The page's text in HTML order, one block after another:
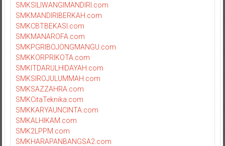
SMKSILIWANGIMANDIRI.com
SMKMANDIRIBERKAH.com
SMKCBTBEKASI.com
SMKMANAROFA.com
SMKPGRIBOJONGMANGU.com
SMKKORPRIKOTA.com
SMKITDARULHIDAYAH.com
SMKSIROJULUMMAH.com
SMKSAZZAHRA.com
SMKCitaTeknika.com
SMKKARYAUNCINTA.com
SMKALHIKAM.com
SMK2LPPM.com
SMKHARAPANBANGSA2.com